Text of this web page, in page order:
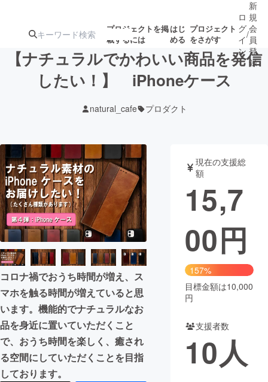
プロジェクトを掲
載するには
はじ
める
プロジェクト
をさがす
ジェクト
募集終了が近いプ
ロジェクト
アート・写真 音楽
テクノロジー・ガジェット ゲーム・
映像・映画 書籍・雑誌
ビジネス・起業 チャレンジ
まちづくり・地域活性化
CAMPFIRE for Social Good
CAMPFIRE Creation
CAMPFIREふるさと納税machi-ya コミュニティ
ロ
グ
イ
ン
/
新
規
会
員
登
録
【ナチュラルでかわいい商品を発信
したい！】 iPhoneケース
natural_cafe プロダクト
コロナ禍でおうち時間が増え、ス
マホを触る時間が増えていると思
います。機能的でナチュラルなお
品を身近に置いていただくこと
で、おうち時間を楽しく、癒され
る空間にしていただくことを目指
しております。
現在の支援総
額
15,7
00円
157%
目標金額は10,000
円
支援者数
10人